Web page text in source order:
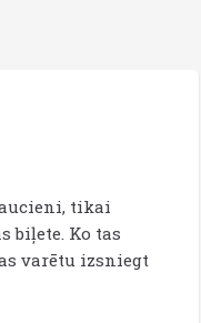
tikai
biļete. Ko tas
varētu izsniegt